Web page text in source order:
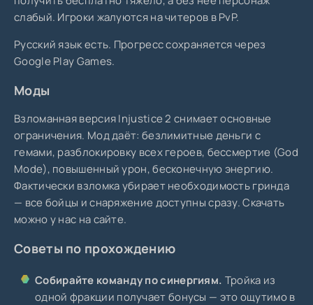
слабый. Игроки жалуются на читеров в PvP.
Русский язык есть. Прогресс сохраняется через
Google Play Games.
Моды
Взломанная версия Injustice 2 снимает основные
ограничения. Мод даёт: безлимитные деньги с
гемами, разблокировку всех героев, бессмертие (God
Mode), повышенный урон, бесконечную энергию.
Фактически взломка убирает необходимость гринда
— все бойцы и снаряжение доступны сразу. Скачать
можно у нас на сайте.
Советы по прохождению
Собирайте команду по синергиям. Тройка из
одной фракции получает бонусы — это ощутимо в